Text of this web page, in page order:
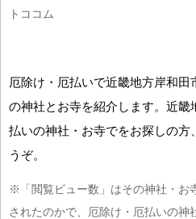
トココム
厄除け・厄払いで近畿地方岸和
の神社とお寺を紹介します。近
払いの神社・お寺でをお探しの
うぞ。
※「閲覧ビュー数」はその神社・お
されたのかで、厄除け・厄払いの神